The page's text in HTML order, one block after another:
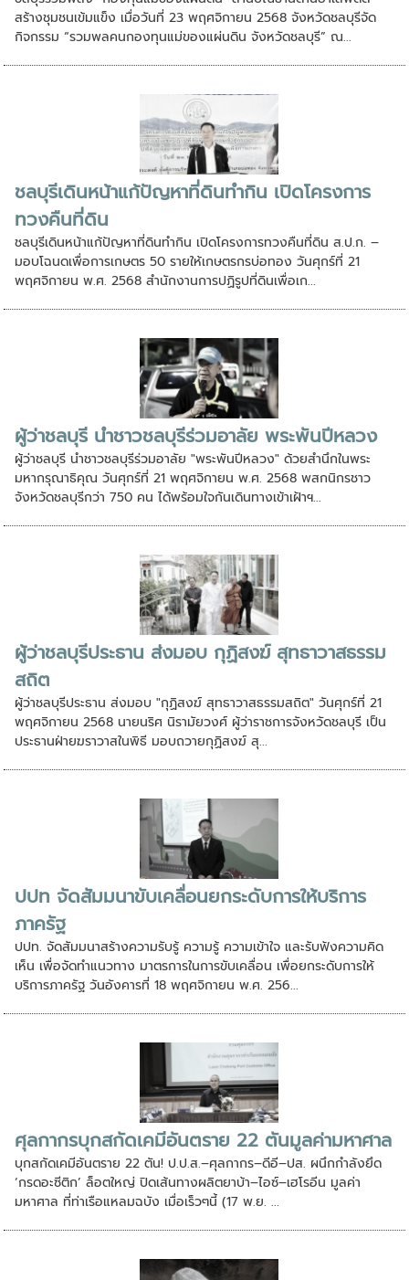
สร้างชุมชนเข้มแข็ง เมื่อวันที่ 23 พฤศจิกายน 2568 จังหวัดชลบุรีจัด
กิจกรรม “รวมพลคนกองทุนแม่ของแผ่นดิน จังหวัดชลบุรี” ณ...
ชลบุรีเดินหน้าแก้ปัญหาที่ดินทำกิน เปิดโครงการ
ทวงคืนที่ดิน
ชลบุรีเดินหน้าแก้ปัญหาที่ดินทำกิน เปิดโครงการทวงคืนที่ดิน ส.ป.ก. –
มอบโฉนดเพื่อการเกษตร 50 รายให้เกษตรกรบ่อทอง วันศุกร์ที่ 21
พฤศจิกายน พ.ศ. 2568 สำนักงานการปฏิรูปที่ดินเพื่อเก...
ผู้ว่าชลบุรี นำชาวชลบุรีร่วมอาลัย พระพันปีหลวง
ผู้ว่าชลบุรี นำชาวชลบุรีร่วมอาลัย "พระพันปีหลวง" ด้วยสำนึกในพระ
มหากรุณาธิคุณ วันศุกร์ที่ 21 พฤศจิกายน พ.ศ. 2568 พสกนิกรชาว
จังหวัดชลบุรีกว่า 750 คน ได้พร้อมใจกันเดินทางเข้าเฝ้าฯ...
ผู้ว่าชลบุรีประธาน ส่งมอบ กุฏิสงฆ์ สุทธาวาสธรรม
สถิต
ผู้ว่าชลบุรีประธาน ส่งมอบ "กุฏิสงฆ์ สุทธาวาสธรรมสถิต" วันศุกร์ที่ 21
พฤศจิกายน 2568 นายนริศ นิรามัยวงศ์ ผู้ว่าราชการจังหวัดชลบุรี เป็น
ประธานฝ่ายฆราวาสในพิธี มอบถวายกุฏิสงฆ์ สุ...
ปปท จัดสัมมนาขับเคลื่อนยกระดับการให้บริการ
ภาครัฐ
ปปท. จัดสัมมนาสร้างความรับรู้ ความรู้ ความเข้าใจ และรับฟังความคิด
เห็น เพื่อจัดทำแนวทาง มาตรการในการขับเคลื่อน เพื่อยกระดับการให้
บริการภาครัฐ วันอังคารที่ 18 พฤศจิกายน พ.ศ. 256...
ศุลกากรบุกสกัดเคมีอันตราย 22 ตันมูลค่ามหาศาล
บุกสกัดเคมีอันตราย 22 ตัน! ป.ป.ส.–ศุลกากร–ดีอี–ปส. ผนึกกำลังยึด
‘กรดอะซีติก’ ล็อตใหญ่ ปิดเส้นทางผลิตยาบ้า–ไอซ์–เฮโรอีน มูลค่า
มหาศาล ที่ท่าเรือแหลมฉบัง เมื่อเร็วๆนี้ (17 พ.ย. ...